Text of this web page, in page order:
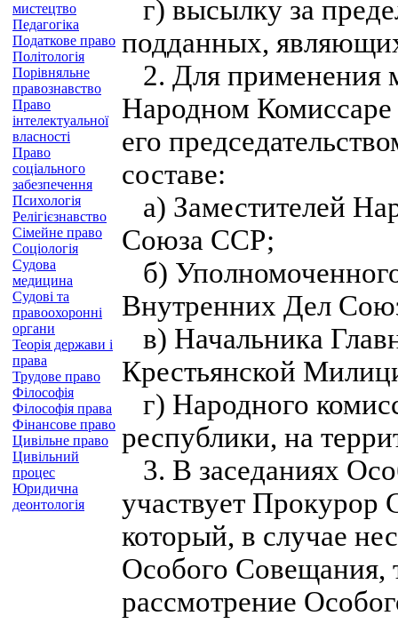
мистецтво
Педагогіка
Податкове право
Політологія
Порівняльне
правознавство
Право
інтелектуальної
власності
Право
соціального
забезпечення
Психологія
Релігієзнавство
Сімейне право
Соціологія
Судова
медицина
Судові та
правоохоронні
органи
Теорія держави і
права
Трудове право
Філософія
Філософія права
Фінансове право
Цивільне право
Цивільний
процес
Юридична
деонтологія
г) высылку за
подданных,
2. Для применения
Народном
его
составе:
а) Заместителей
Союза ССР;
б)
Внутренних Дел
в) Начальника
Крестьянской
г) Народного
республики, на
3. В заседаниях
участвует Прокурор
который, в случае
Особого Совещания,
рассмотрение